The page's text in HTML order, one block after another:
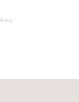
پنجشنبه ۸ تیر ۱۳۸۵